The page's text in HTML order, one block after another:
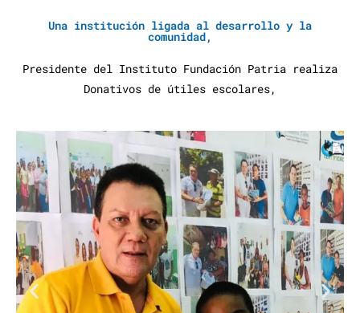
Una institución ligada al desarrollo y la
comunidad,
Presidente del Instituto Fundación Patria realiza
Donativos de útiles escolares,